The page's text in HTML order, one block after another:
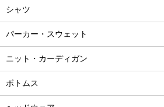
シャツ
パーカー・スウェット
ニット・カーディガン
ボトムス